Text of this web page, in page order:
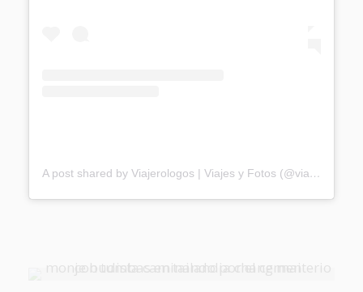
A post shared by Viajerologos | Viajes y Fotos (@viajerologos)